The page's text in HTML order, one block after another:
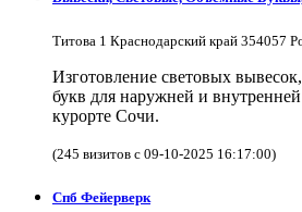
Титова 1 Краснодарский край 354057
Изготовление световых
букв для наружней и
курорте Сочи.
(245 визитов с 09-10-2025 16:17:00)
Спб Фейерверк